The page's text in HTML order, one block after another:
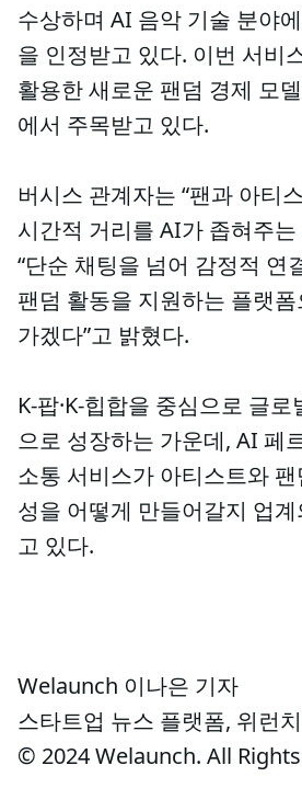
수상하며 AI 음악 기술 분야
을 인정받고 있다. 이번 서비
활용한 새로운 팬덤 경제 모
에서 주목받고 있다.
버시스 관계자는 “팬과 아티
시간적 거리를 AI가 좁혀주는
“단순 채팅을 넘어 감정적 연
팬덤 활동을 지원하는 플랫
가겠다”고 밝혔다.
K-팝·K-힙합을 중심으로 글
으로 성장하는 가운데, AI 페
소통 서비스가 아티스트와
성을 어떻게 만들어갈지 업
고 있다.
Welaunch 이나은 기자
스타트업 뉴스 플랫폼, 위런치
© 2024 Welaunch. All